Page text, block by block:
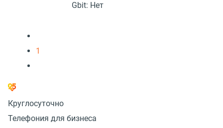
Gbit: Нет
1
Круглосуточно
Телефония для бизнеса